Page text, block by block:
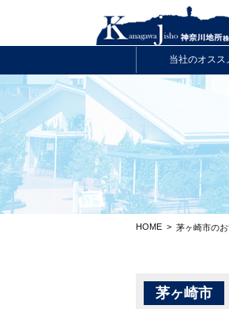
当社のオスス
HOME > 茅ヶ崎市の
茅ヶ崎市